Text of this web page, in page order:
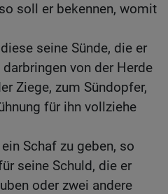
soll er bekennen, womit
seine Sünde, die er
von der Herde
Ziege, zum Sündopfer,
für ihn vollziehe
Schaf zu geben, so
seine Schuld, die er
oder zwei andere